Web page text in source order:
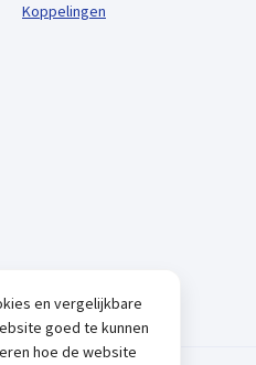
Koppelingen
en vergelijkbare
goed te kunnen
hoe de website